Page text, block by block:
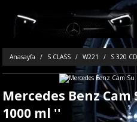
Anasayfa S CLASS W221 S 320
Mercedes Benz Cam
1000 ml ''